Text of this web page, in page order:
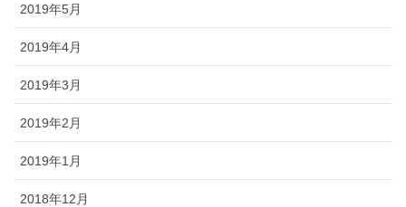
2019年5月
2019年4月
2019年3月
2019年2月
2019年1月
2018年12月